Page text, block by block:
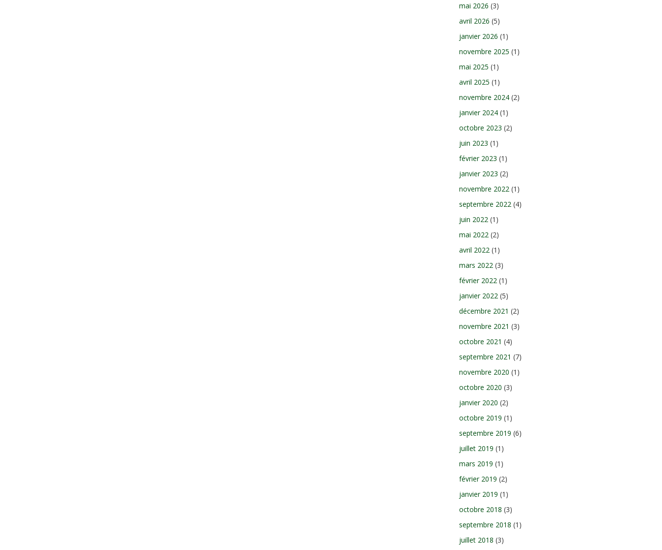
mai 2026 (3)
avril 2026 (5)
janvier 2026 (1)
novembre 2025 (1)
mai 2025 (1)
avril 2025 (1)
novembre 2024 (2)
janvier 2024 (1)
octobre 2023 (2)
juin 2023 (1)
février 2023 (1)
janvier 2023 (2)
novembre 2022 (1)
septembre 2022 (4)
juin 2022 (1)
mai 2022 (2)
avril 2022 (1)
mars 2022 (3)
février 2022 (1)
janvier 2022 (5)
décembre 2021 (2)
novembre 2021 (3)
octobre 2021 (4)
septembre 2021 (7)
novembre 2020 (1)
octobre 2020 (3)
janvier 2020 (2)
octobre 2019 (1)
septembre 2019 (6)
juillet 2019 (1)
mars 2019 (1)
février 2019 (2)
janvier 2019 (1)
octobre 2018 (3)
septembre 2018 (1)
juillet 2018 (3)